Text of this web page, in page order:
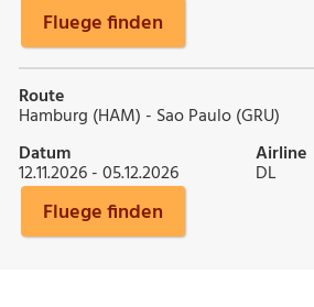
Fluege finden
Route
Hamburg (HAM) - Sao Paulo (GRU)
Datum
12.11.2026 - 05.12.2026
Airline
DL
Fluege finden